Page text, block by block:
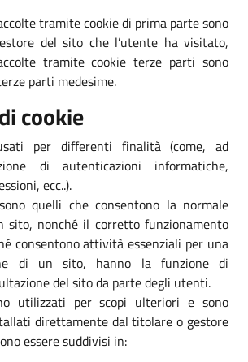
tramite cookie di prima parte sono
del sito che l’utente ha visitato,
tramite cookie terze parti sono
parti medesime.
cookie
per differenti finalità (come, ad
di autenticazioni informatiche,
ecc..).
quelli che consentono la normale
sito, nonché il corretto funzionamento
consentono attività essenziali per una
di un sito, hanno la funzione di
del sito da parte degli utenti.
utilizzati per scopi ulteriori e sono
direttamente dal titolare o gestore
essere suddivisi in: